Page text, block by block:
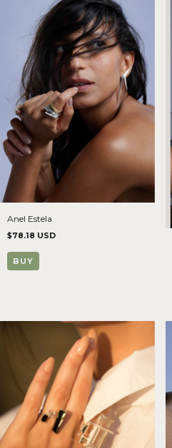
Anel Estela
$78.18 USD
BUY